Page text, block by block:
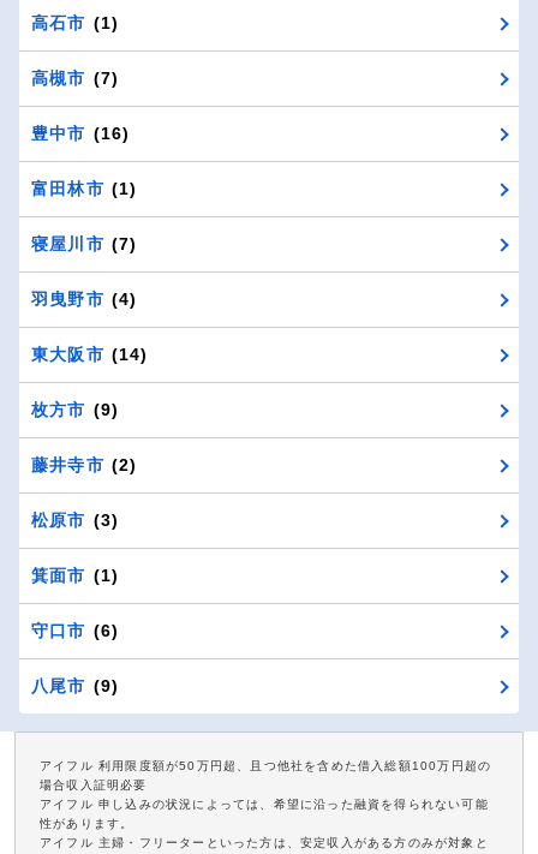
高石市 (1)
高槻市 (7)
豊中市 (16)
富田林市 (1)
寝屋川市 (7)
羽曳野市 (4)
東大阪市 (14)
枚方市 (9)
藤井寺市 (2)
松原市 (3)
箕面市 (1)
守口市 (6)
八尾市 (9)
アイフル 利用限度額が50万円超、且つ他社を含めた借入総額100万円超の
場合収入証明必要
アイフル 申し込みの状況によっては、希望に沿った融資を得られない可能
性があります。
アイフル 主婦・フリーターといった方は、安定収入がある方のみが対象と